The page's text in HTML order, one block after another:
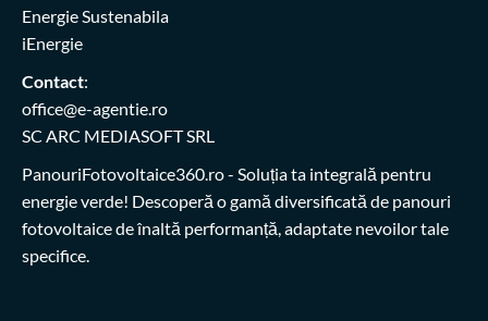
Energie Sustenabila
iEnergie
Contact:
office@e-agentie.ro
SC ARC MEDIASOFT SRL
PanouriFotovoltaice360.ro- Soluția ta integrală pentru
energie verde! Descoperă o gamă diversificată de panouri
fotovoltaice de înaltă performanță, adaptate nevoilor tale
specifice.